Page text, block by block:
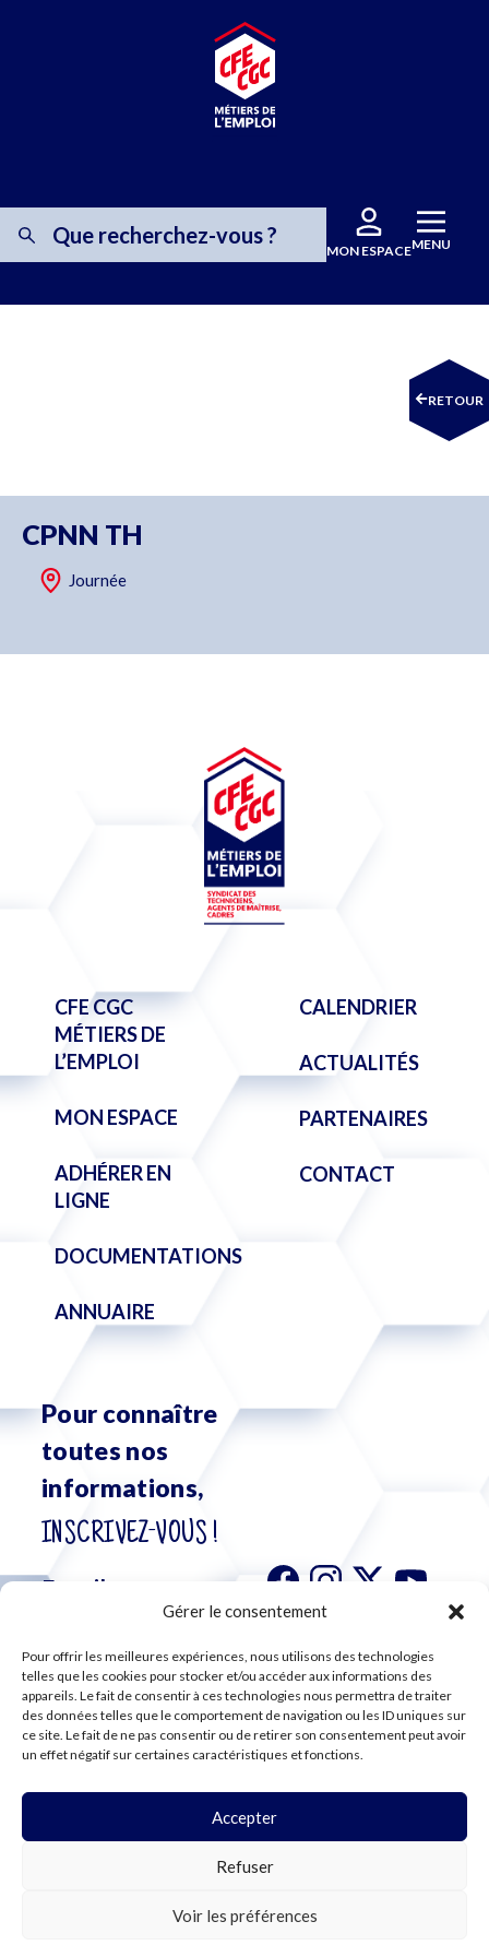
Gérer le consentement
Pour offrir les meilleures expériences, nous utilisons des technologies
telles que les cookies pour stocker et/ou accéder aux informations des
appareils. Le fait de consentir à ces technologies nous permettra de traiter
des données telles que le comportement de navigation ou les ID uniques sur
ce site. Le fait de ne pas consentir ou de retirer son consentement peut avoir
un effet négatif sur certaines caractéristiques et fonctions.
Accepter
Refuser
Voir les préférences
MON ESPACEMENU
RETOUR
CPNN TH
Journée
CFE CGC
MÉTIERS DE
L’EMPLOI
MON ESPACE
ADHÉRER EN
LIGNE
DOCUMENTATIONS
ANNUAIRE
CALENDRIER
ACTUALITÉS
PARTENAIRES
CONTACT
Pour connaître
toutes nos
informations,
INSCRIVEZ-VOUS !
S'abonner à
notre
newsletter
COOKIES